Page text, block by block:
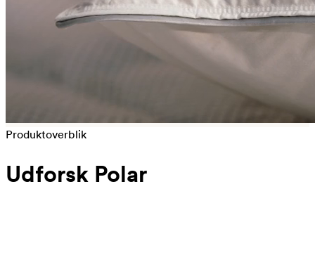
Produktoverblik
Udforsk Polar